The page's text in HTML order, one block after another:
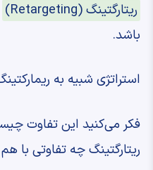
ریتارگتینگ (Retargeting)
باشد.
استراتژی شبیه به
فکر می‌کنید این تفاوت
ریتارگتینگ چه تفاوتی با هم